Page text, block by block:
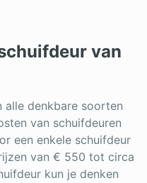
van
alle denkbare soorten
van schuifdeuren
een enkele schuifdeur
van € 550 tot circa
kun je denken